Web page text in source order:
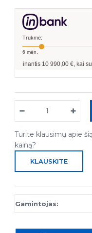
Trukmė:
6 mėn.
10 990,00€, kai sutartis
Turite klausimų apie
kainą?
KLAUSKITE
Gamintojas: